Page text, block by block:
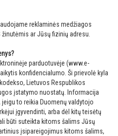
reklaminės medžiagos
ar Jūsų fizinių adresu.
parduotuvėje (www.e-
konfidencialumo. Ši prievolė kyla
Lietuvos Respublikos
įstatymo nuostatų. Informacija
to reikia Duomenų valdytojo
įgyvendinti, arba dėl kitų teisėtų
būti suteikta kitoms šalims Jūsų
įsipareigojimus kitoms šalims,